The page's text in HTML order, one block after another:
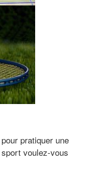
pratiquer une
voulez-vous